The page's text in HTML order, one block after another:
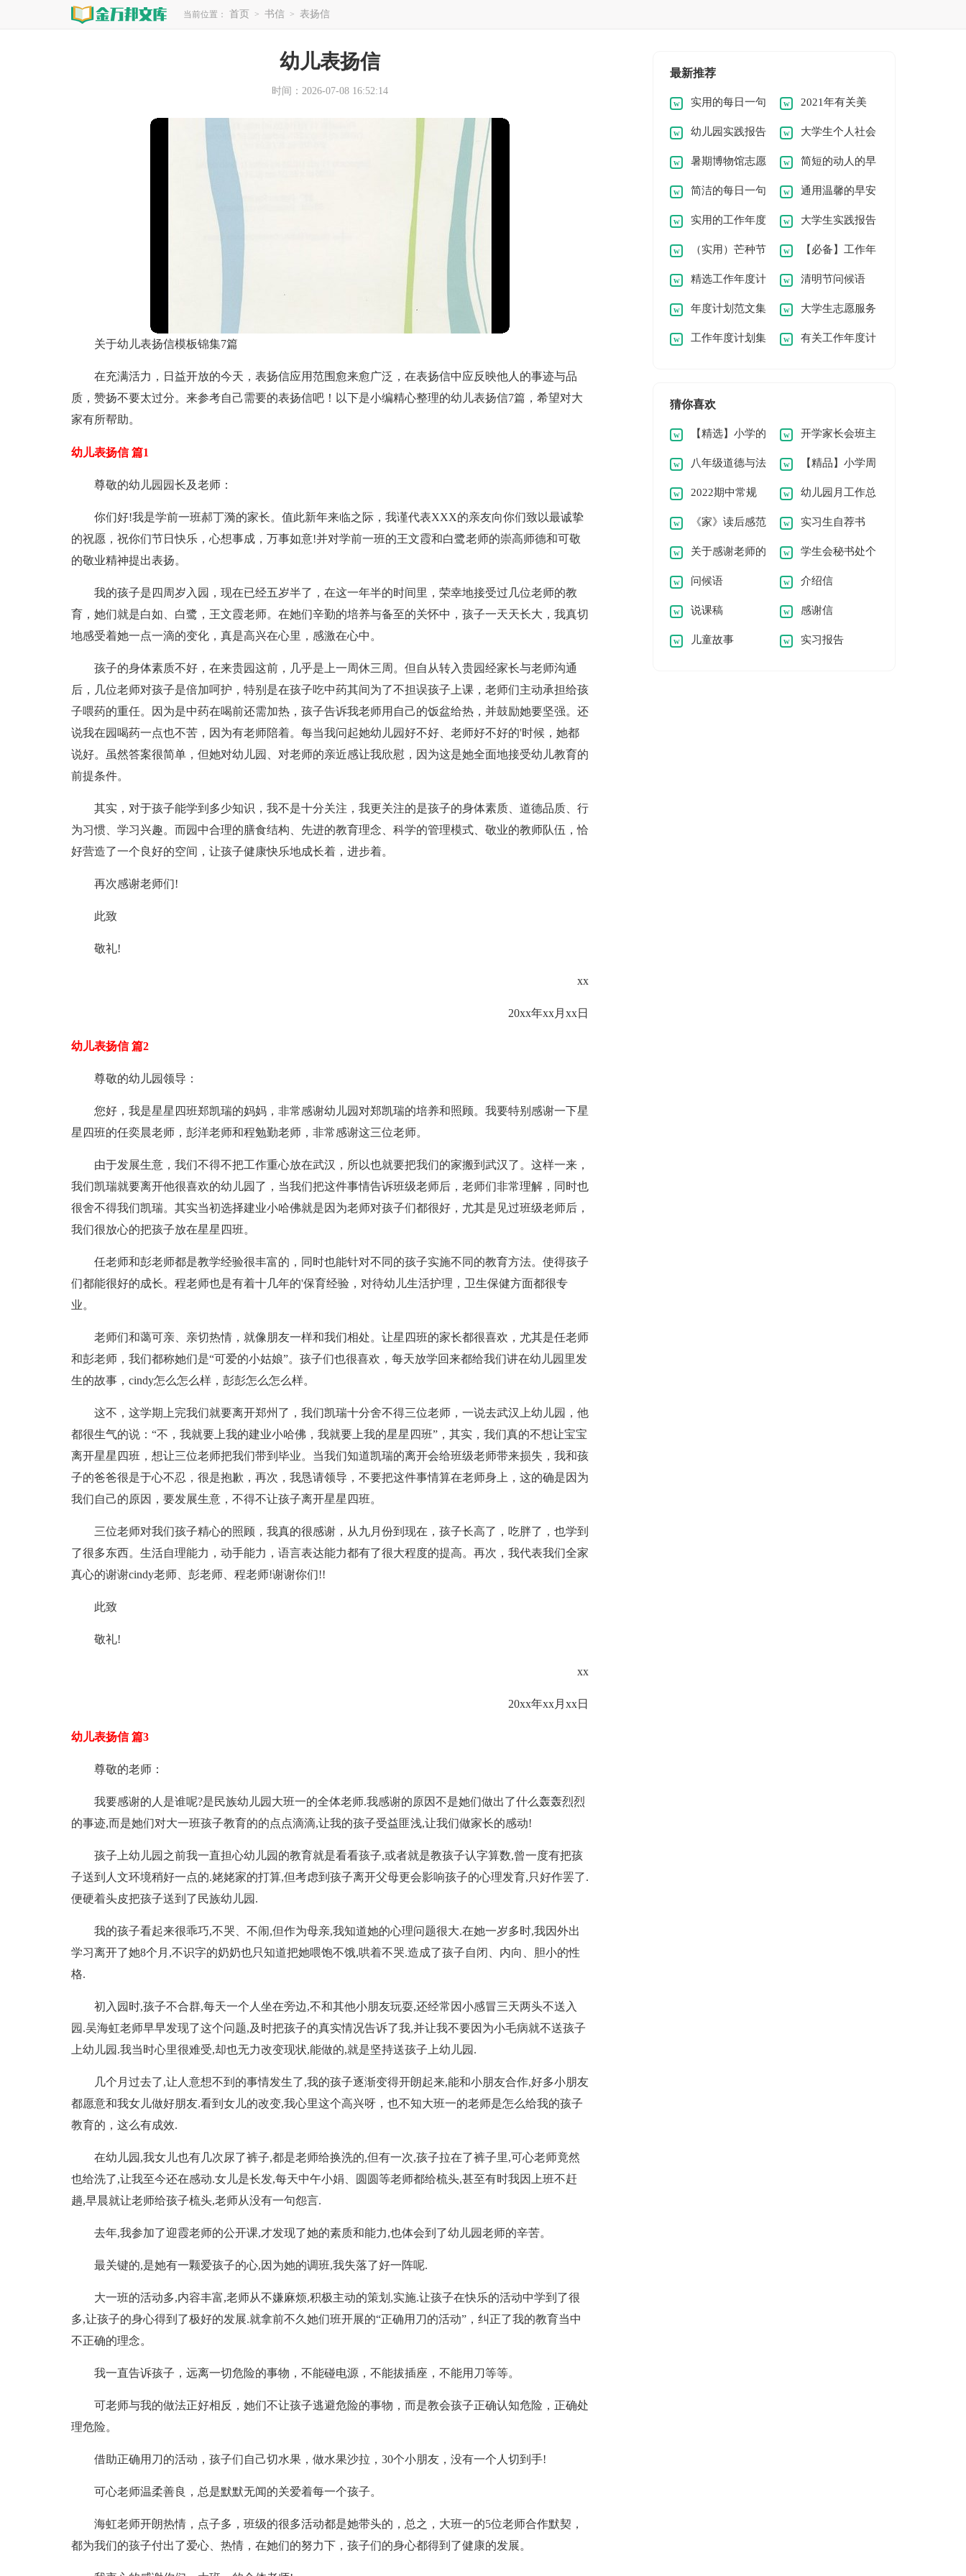
当前位置： 首页 > 书信 > 表扬信
幼儿表扬信
时间：2026-07-08 16:52:14
关于幼儿表扬信模板锦集7篇
在充满活力，日益开放的今天，表扬信应用范围愈来愈广泛，在表扬信中应反映他人的事迹与品
质，赞扬不要太过分。来参考自己需要的表扬信吧！以下是小编精心整理的幼儿表扬信7篇，希望对大
家有所帮助。
幼儿表扬信 篇1
尊敬的幼儿园园长及老师：
你们好!我是学前一班郝丁漪的家长。值此新年来临之际，我谨代表XXX的亲友向你们致以最诚挚
的祝愿，祝你们节日快乐，心想事成，万事如意!并对学前一班的王文霞和白鹭老师的崇高师德和可敬
的敬业精神提出表扬。
我的孩子是四周岁入园，现在已经五岁半了，在这一年半的时间里，荣幸地接受过几位老师的教
育，她们就是白如、白鹭，王文霞老师。在她们辛勤的培养与备至的关怀中，孩子一天天长大，我真切
地感受着她一点一滴的变化，真是高兴在心里，感激在心中。
孩子的身体素质不好，在来贵园这前，几乎是上一周休三周。但自从转入贵园经家长与老师沟通
后，几位老师对孩子是倍加呵护，特别是在孩子吃中药其间为了不担误孩子上课，老师们主动承担给孩
子喂药的重任。因为是中药在喝前还需加热，孩子告诉我老师用自己的饭盆给热，并鼓励她要坚强。还
说我在园喝药一点也不苦，因为有老师陪着。每当我问起她幼儿园好不好、老师好不好的'时候，她都
说好。虽然答案很简单，但她对幼儿园、对老师的亲近感让我欣慰，因为这是她全面地接受幼儿教育的
前提条件。
其实，对于孩子能学到多少知识，我不是十分关注，我更关注的是孩子的身体素质、道德品质、行
为习惯、学习兴趣。而园中合理的膳食结构、先进的教育理念、科学的管理模式、敬业的教师队伍，恰
好营造了一个良好的空间，让孩子健康快乐地成长着，进步着。
再次感谢老师们!
此致
敬礼!
xx
20xx年xx月xx日
幼儿表扬信 篇2
尊敬的幼儿园领导：
您好，我是星星四班郑凯瑞的妈妈，非常感谢幼儿园对郑凯瑞的培养和照顾。我要特别感谢一下星
星四班的任奕晨老师，彭洋老师和程勉勤老师，非常感谢这三位老师。
由于发展生意，我们不得不把工作重心放在武汉，所以也就要把我们的家搬到武汉了。这样一来，
我们凯瑞就要离开他很喜欢的幼儿园了，当我们把这件事情告诉班级老师后，老师们非常理解，同时也
很舍不得我们凯瑞。其实当初选择建业小哈佛就是因为老师对孩子们都很好，尤其是见过班级老师后，
我们很放心的把孩子放在星星四班。
任老师和彭老师都是教学经验很丰富的，同时也能针对不同的孩子实施不同的教育方法。使得孩子
们都能很好的成长。程老师也是有着十几年的'保育经验，对待幼儿生活护理，卫生保健方面都很专
业。
老师们和蔼可亲、亲切热情，就像朋友一样和我们相处。让星四班的家长都很喜欢，尤其是任老师
和彭老师，我们都称她们是“可爱的小姑娘”。孩子们也很喜欢，每天放学回来都给我们讲在幼儿园里发
生的故事，cindy怎么怎么样，彭彭怎么怎么样。
这不，这学期上完我们就要离开郑州了，我们凯瑞十分舍不得三位老师，一说去武汉上幼儿园，他
都很生气的说：“不，我就要上我的建业小哈佛，我就要上我的星星四班”，其实，我们真的不想让宝宝
离开星星四班，想让三位老师把我们带到毕业。当我们知道凯瑞的离开会给班级老师带来损失，我和孩
子的爸爸很是于心不忍，很是抱歉，再次，我恳请领导，不要把这件事情算在老师身上，这的确是因为
我们自己的原因，要发展生意，不得不让孩子离开星星四班。
三位老师对我们孩子精心的照顾，我真的很感谢，从九月份到现在，孩子长高了，吃胖了，也学到
了很多东西。生活自理能力，动手能力，语言表达能力都有了很大程度的提高。再次，我代表我们全家
真心的谢谢cindy老师、彭老师、程老师!谢谢你们!!
此致
敬礼!
xx
20xx年xx月xx日
幼儿表扬信 篇3
尊敬的老师：
我要感谢的人是谁呢?是民族幼儿园大班一的全体老师.我感谢的原因不是她们做出了什么轰轰烈烈
的事迹,而是她们对大一班孩子教育的的点点滴滴,让我的孩子受益匪浅,让我们做家长的感动!
孩子上幼儿园之前我一直担心幼儿园的教育就是看看孩子,或者就是教孩子认字算数,曾一度有把孩
子送到人文环境稍好一点的.姥姥家的打算,但考虑到孩子离开父母更会影响孩子的心理发育,只好作罢了.
便硬着头皮把孩子送到了民族幼儿园.
我的孩子看起来很乖巧,不哭、不闹,但作为母亲,我知道她的心理问题很大.在她一岁多时,我因外出
学习离开了她8个月,不识字的奶奶也只知道把她喂饱不饿,哄着不哭.造成了孩子自闭、内向、胆小的性
格.
初入园时,孩子不合群,每天一个人坐在旁边,不和其他小朋友玩耍,还经常因小感冒三天两头不送入
园.吴海虹老师早早发现了这个问题,及时把孩子的真实情况告诉了我,并让我不要因为小毛病就不送孩子
上幼儿园.我当时心里很难受,却也无力改变现状,能做的,就是坚持送孩子上幼儿园.
几个月过去了,让人意想不到的事情发生了,我的孩子逐渐变得开朗起来,能和小朋友合作,好多小朋友
都愿意和我女儿做好朋友.看到女儿的改变,我心里这个高兴呀，也不知大班一的老师是怎么给我的孩子
教育的，这么有成效.
在幼儿园,我女儿也有几次尿了裤子,都是老师给换洗的,但有一次,孩子拉在了裤子里,可心老师竟然
也给洗了,让我至今还在感动.女儿是长发,每天中午小娟、圆圆等老师都给梳头,甚至有时我因上班不赶
趟,早晨就让老师给孩子梳头,老师从没有一句怨言.
去年,我参加了迎霞老师的公开课,才发现了她的素质和能力,也体会到了幼儿园老师的辛苦。
最关键的,是她有一颗爱孩子的心,因为她的调班,我失落了好一阵呢.
大一班的活动多,内容丰富,老师从不嫌麻烦,积极主动的策划,实施.让孩子在快乐的活动中学到了很
多,让孩子的身心得到了极好的发展.就拿前不久她们班开展的“正确用刀的活动”，纠正了我的教育当中
不正确的理念。
我一直告诉孩子，远离一切危险的事物，不能碰电源，不能拔插座，不能用刀等等。
可老师与我的做法正好相反，她们不让孩子逃避危险的事物，而是教会孩子正确认知危险，正确处
理危险。
借助正确用刀的活动，孩子们自己切水果，做水果沙拉，30个小朋友，没有一个人切到手!
可心老师温柔善良，总是默默无闻的关爱着每一个孩子。
海虹老师开朗热情，点子多，班级的很多活动都是她带头的，总之，大班一的5位老师合作默契，
都为我们的孩子付出了爱心、热情，在她们的努力下，孩子们的身心都得到了健康的发展。
最新推荐
实用的每日一句
早安问候语语录合集
53句
2021年有关美
好的早安问候语语录
30句
幼儿园实践报告
范文
大学生个人社会
实践报告[热]
暑期博物馆志愿
者实践报告
简短的动人的早
安问候语语录19条
简洁的每日一句
早安问候语语录集锦
61条
通用温馨的早安
问候语语录集锦50
条
实用的工作年度
计划8篇[精选]
大学生实践报告
(通用2篇)
（实用）芒种节
气的问候语
【必备】工作年
度计划范文集锦6篇
精选工作年度计
划范文汇编9篇
清明节问候语
年度计划范文集
锦九篇
大学生志愿服务
社会实践报告[通用]
工作年度计划集 有关工作年度计
猜你喜欢
【精选】小学的
小作文400字汇总7
篇
开学家长会班主
任发言稿
八年级道德与法
治教学工作总结
【精品】小学周
记模板锦集7篇
2022期中常规
作业教案检查总结
（通用5篇）
幼儿园月工作总
结
《家》读后感范
例15篇
实习生自荐书
关于感谢老师的
感谢信
学生会秘书处个
人工作总结
问候语 介绍信
说课稿 感谢信
儿童故事 实习报告